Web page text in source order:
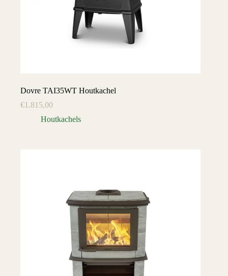
Dovre TAI35WT Houtkachel
€1.815,00
Houtkachels